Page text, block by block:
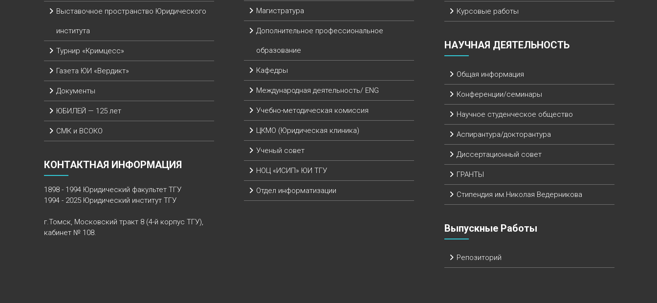
Выставочное пространство Юридического
института
Турнир «Кримцесс»
Газета ЮИ «Вердикт»
Документы
ЮБИЛЕЙ — 125 лет
СМК и ВСОКО
КОНТАКТНАЯ ИНФОРМАЦИЯ
1898 - 1994 Юридический факультет ТГУ
1994 - 2025 Юридический институт ТГУ
г.Томск, Московский тракт 8 (4-й корпус ТГУ),
кабинет № 108.
Магистратура
Дополнительное профессиональное
образование
Кафедры
Международная деятельность/ ENG
Учебно-методическая комиссия
ЦКМО (Юридическая клиника)
Ученый совет
НОЦ «ИСИП» ЮИ ТГУ
Отдел информатизации
Курсовые работы
НАУЧНАЯ ДЕЯТЕЛЬНОСТЬ
Общая информация
Конференции/семинары
Научное студенческое общество
Аспирантура/докторантура
Диссертационный совет
ГРАНТЫ
Стипендия им.Николая Ведерникова
Выпускные Работы
Репозиторий